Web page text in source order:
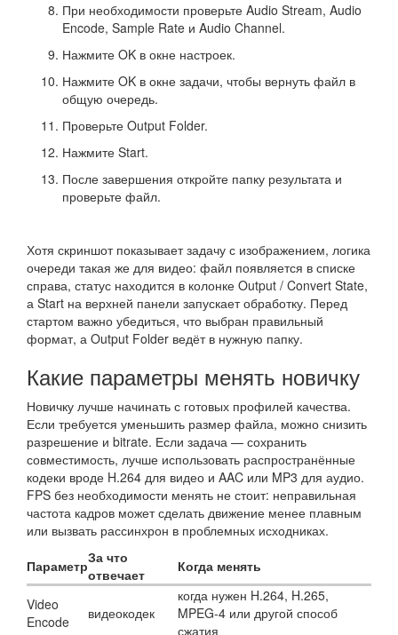
При необходимости проверьте Audio Stream, Audio
Encode, Sample Rate и Audio Channel.
Нажмите OK в окне настроек.
Нажмите OK в окне задачи, чтобы вернуть файл в
общую очередь.
Проверьте Output Folder.
Нажмите Start.
После завершения откройте папку результата и
проверьте файл.
Хотя скриншот показывает задачу с изображением, логика
очереди такая же для видео: файл появляется в списке
справа, статус находится в колонке Output / Convert State,
а Start на верхней панели запускает обработку. Перед
стартом важно убедиться, что выбран правильный
формат, а Output Folder ведёт в нужную папку.
Какие параметры менять новичку
Новичку лучше начинать с готовых профилей качества.
Если требуется уменьшить размер файла, можно снизить
разрешение и bitrate. Если задача — сохранить
совместимость, лучше использовать распространённые
кодеки вроде H.264 для видео и AAC или MP3 для аудио.
FPS без необходимости менять не стоит: неправильная
частота кадров может сделать движение менее плавным
или вызвать рассинхрон в проблемных исходниках.
ПараметрЗа что
отвечает
Когда менять
Video
Encode
видеокодек
когда нужен H.264, H.265,
MPEG-4 или другой способ
сжатия